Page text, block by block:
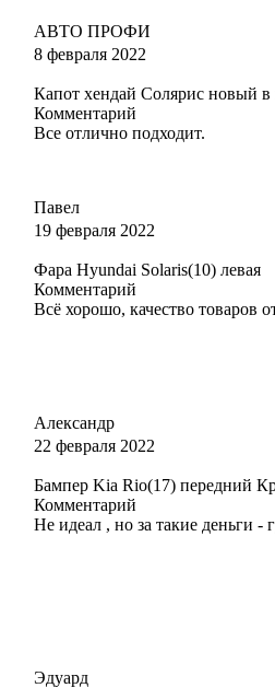
АВТО ПРОФИ
8 февраля 2022
Капот хендай Солярис новый в
Комментарий
Все отлично подходит.
Павел
19 февраля 2022
Фара Hyundai Solaris(10) левая
Комментарий
Всё хорошо, качество товаров
Александр
22 февраля 2022
Бампер Kia Rio(17) передний
Комментарий
Не идеал , но за такие деньги -
Эдуард